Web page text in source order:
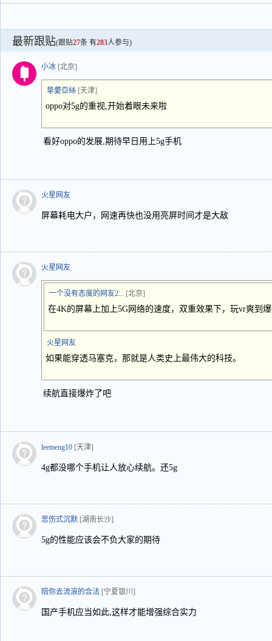
最新跟贴(跟贴27条 有283人参与)
小冰 [北京]
挚薆亞絲 [天津]
oppo对5g的重视,开始着眼未来啦
看好oppo的发展,期待早日用上5g手机
火星网友
屏幕耗电大户，网速再快也没用亮屏时间才是大敌
火星网友
一个没有态度的网友2... [北京]
在4K的屏幕上加上5G网络的速度，双重效果下，玩vr爽到
火星网友
如果能穿透马塞克，那就是人类史上最伟大的科技。
续航直接爆炸了吧
leemeng10 [天津]
4g都没哪个手机让人放心续航。还5g
悲伤式沉默 [湖南长沙]
5g的性能应该会不负大家的期待
陪你去流浪的合法 [宁夏银川]
国产手机应当如此,这样才能增强综合实力